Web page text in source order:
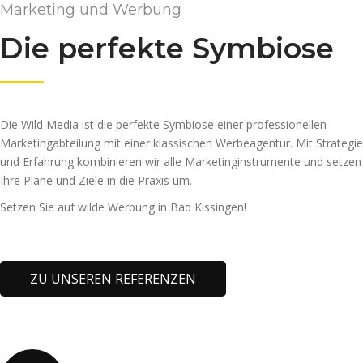
Marketing und Werbung
Die perfekte Symbiose
Die Wild Media ist die perfekte Symbiose einer professionellen
Marketingabteilung mit einer klassischen Werbeagentur. Mit Strategie
und Erfahrung kombinieren wir alle Marketinginstrumente und setzen
Ihre Pläne und Ziele in die Praxis um.
Setzen Sie auf wilde Werbung in Bad Kissingen!
ZU UNSEREN REFERENZEN